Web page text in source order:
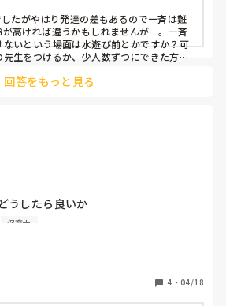
たがやはり発達の差もあるので一斉は難
が高ければ違うかもしれませんが…。一斉
いという場面は水遊び前とかですか？可
生をつけるか、少人数ずつにできた方が
ますね、、、
回答をもっと見る
うしたら良いか
めにはどうしたら良いか
いることや意見があれば教えていただ
出しないといけなくて、参考にしたい
保育士
4 ・ 04/18